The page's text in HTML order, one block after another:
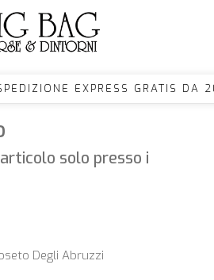
EXPRESS
solo presso i
Degli Abruzzi